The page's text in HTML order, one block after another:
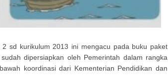
sd kurikulum 2013 ini mengacu pada buku paket
dipersiapkan oleh Pemerintah dalam rangka
koordinasi dari Kementerian Pendidikan dan